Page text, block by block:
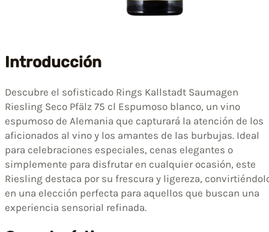
Introducción
Descubre el sofisticado Rings Kallstadt Saumagen
Riesling Seco Pfälz 75 cl Espumoso blanco, un vino
espumoso de Alemania que capturará la atención de los
aficionados al vino y los amantes de las burbujas. Ideal
para celebraciones especiales, cenas elegantes o
simplemente para disfrutar en cualquier ocasión, este
Riesling destaca por su frescura y ligereza,
en una elección perfecta para aquellos que buscan una
experiencia sensorial refinada.